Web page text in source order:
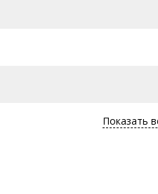
Показать